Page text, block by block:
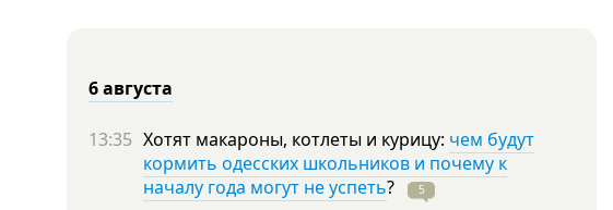
6 августа
13:35 Хотят макароны, котлеты и курицу: чем будут
кормить одесских школьников и почему к
началу года могут не успеть? 5